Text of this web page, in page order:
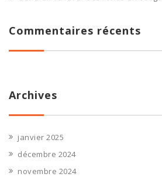
Commentaires récents
Archives
janvier 2025
décembre 2024
novembre 2024